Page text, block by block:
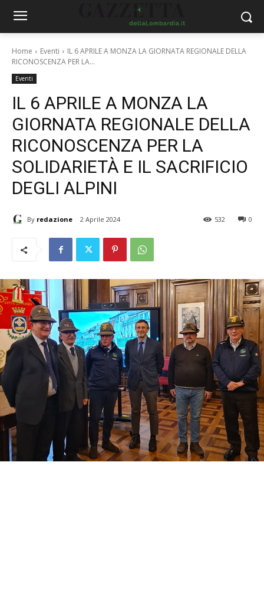
Home Eventi
IL 6 APRILE A MONZA LA GIORNATA REGIONALE DELLA
RICONOSCENZA PER LA...
Eventi
IL 6 APRILE A MONZA LA
GIORNATA REGIONALE DELLA
RICONOSCENZA PER LA
SOLIDARIETÀ E IL SACRIFICIO
DEGLI ALPINI
By redazione 2 Aprile 2024 0
532